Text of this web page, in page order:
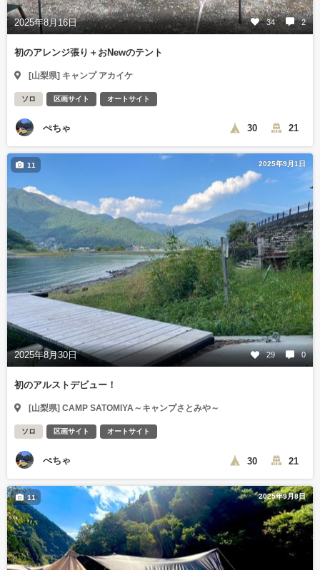
2025年8月16日 34 2
初のアレンジ張り＋おNewのテント
[山梨県] キャンプ アカイケ
ソロ 区画サイト オートサイト
ぺちゃ 30 21
2025年9月1日
2025年8月30日 29 0
11
初のアルストデビュー！
[山梨県] CAMP SATOMIYA～キャンプさとみや～
ソロ 区画サイト オートサイト
ぺちゃ 30 21
2025年9月8日
11